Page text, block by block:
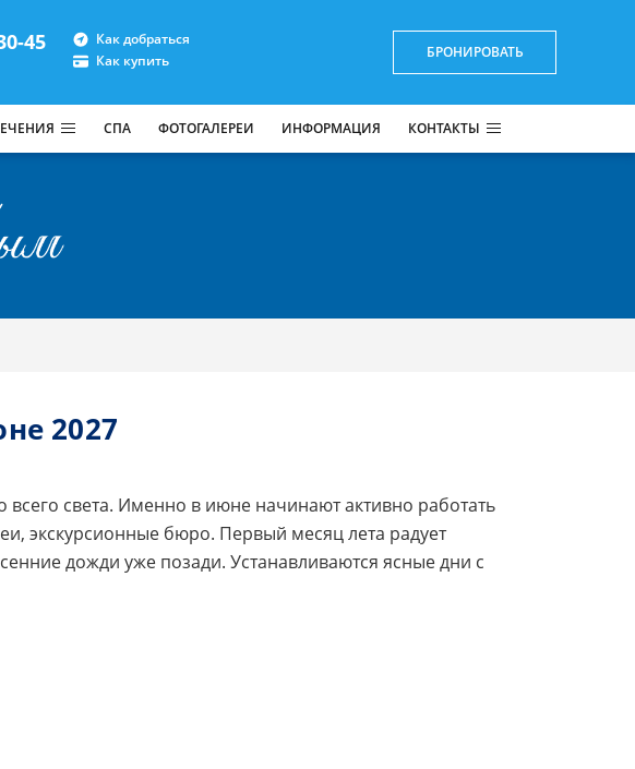
45
Как добраться
Как купить
БРОНИРОВАТЬ
СПА ФОТОГАЛЕРЕИ ИНФОРМАЦИЯ КОНТАКТЫ
2027
света. Именно в июне начинают активно работать
экскурсионные бюро. Первый месяц лета радует
дожди уже позади. Устанавливаются ясные дни с